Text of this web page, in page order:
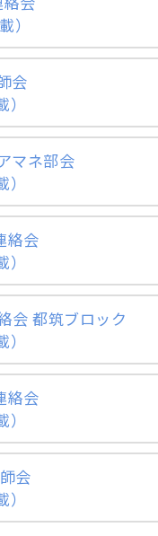
）
会
マネ部会
絡会
会 都筑ブロック
絡会
会